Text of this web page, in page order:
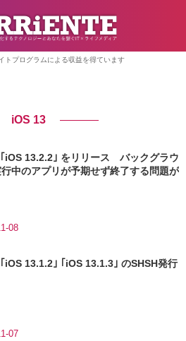
トプログラムによる収益を得ています
iOS 13
iOS 13.2.2｣ をリリース バックグラウ
行中のアプリが予期せず終了する問題が
08
iOS 13.1.2｣ ｢iOS 13.1.3｣ のSHSH発行
07